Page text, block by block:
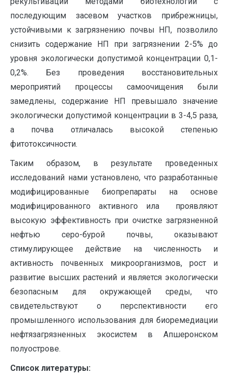
последующим засевом участков прибрежницы,
устойчивыми к загрязнению почвы НП, позволило
снизить содержание НП при загрязнении 2-5% до
уровня экологически допустимой концентрации 0,1-
0,2%. Без проведения восстановительных
мероприятий процессы самоочищения были
замедлены, содержание НП превышало значение
экологически допустимой концентрации в 3-4,5 раза,
а почва отличалась высокой степенью
фитотоксичности.
Таким образом, в результате проведенных
исследований нами установлено, что разработанные
модифицированные биопрепараты на основе
модифицированного активного ила проявляют
высокую эффективность при очистке загрязненной
нефтью серо-бурой почвы, оказывают
стимулирующее действие на численность и
активность почвенных микроорганизмов, рост и
развитие высших растений и является экологически
безопасным для окружающей среды, что
свидетельствуют о перспективности его
промышленного использования для биоремедиации
нефтязагрязненных экосистем в Апшеронском
полуострове.
Список литературы: